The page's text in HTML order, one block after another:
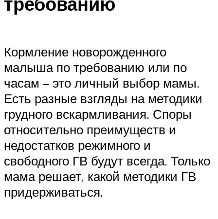
Кормление новорожденного
малыша по требованию или по
часам – это личный выбор мамы.
Есть разные взгляды на методики
грудного вскармливания. Споры
относительно преимуществ и
недостатков режимного и
свободного ГВ будут всегда. Только
мама решает, какой методики ГВ
придерживаться.